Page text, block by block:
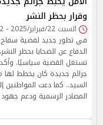
وقرار بحظر النشر
السبت 22/فبراير/2025 - 05:22 م
في تطور جديد لقضية سفاح
الدفاع عن الضحايا بحظر
تستغل القضية سياسيًا.
جرائم جديدة كان يخطط لها
السيد.. كما دعت المواطنين
المصادر الرسمية ودعم جهود